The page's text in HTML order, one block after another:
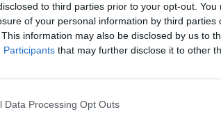
to third parties prior to your opt-out.
of your personal information by third parties
information may also be disclosed by us to
Participants that may further disclose it to other
Data Processing Opt Outs
a confirmé Philippe Besset, représentant de la
Cette annonce a été faite après une
et de pharmaciens. Un protocole pour gérer